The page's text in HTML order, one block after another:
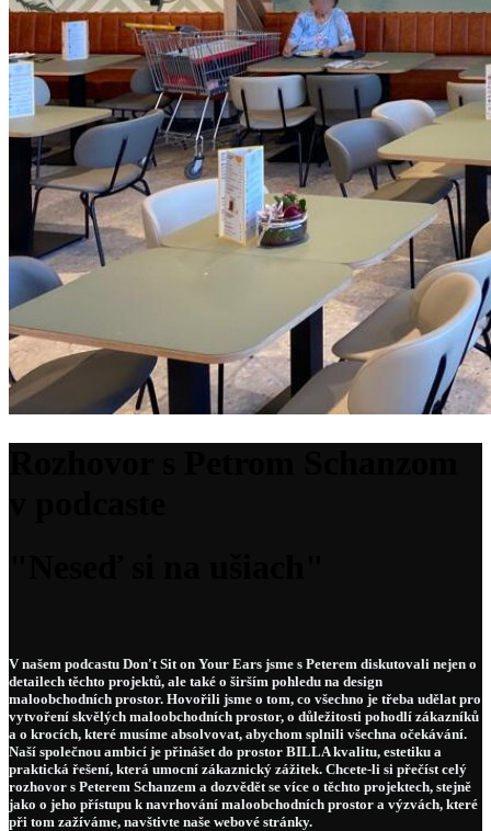
V našem podcastu Don't Sit on Your Ears jsme s Peterem diskutovali nejen o
detailech těchto projektů, ale také o širším pohledu na design
maloobchodních prostor. Hovořili jsme o tom, co všechno je třeba udělat pro
vytvoření skvělých maloobchodních prostor, o důležitosti pohodlí zákazníků
a o krocích, které musíme absolvovat, abychom splnili všechna očekávání.
Naší společnou ambicí je přinášet do prostor BILLA kvalitu, estetiku a
praktická řešení, která umocní zákaznický zážitek. Chcete-li si přečíst celý
rozhovor s Peterem Schanzem a dozvědět se více o těchto projektech, stejně
jako o jeho přístupu k navrhování maloobchodních prostor a výzvách, které
při tom zažíváme, navštivte naše webové stránky.